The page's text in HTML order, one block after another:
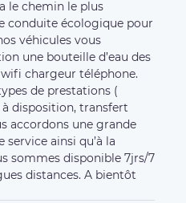
hybride Wi-Fi
By44 vtc,
Benoit
VTC 44,
Saphir vtc,GHK
LN TRANSPORT